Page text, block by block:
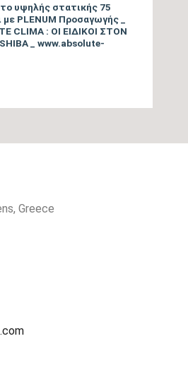
υψηλής στατικής 75
PLENUM Προσαγωγής _
CLIMA : ΟΙ ΕΙΔΙΚΟΙ ΣΤΟΝ
_ www.absolute-
Greece